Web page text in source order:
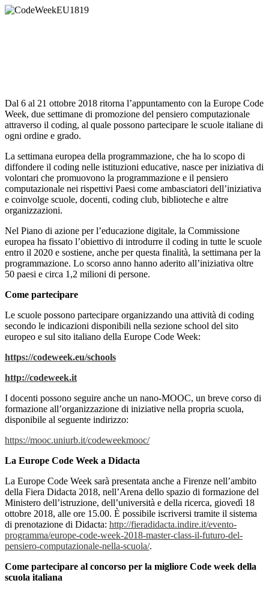
Dal 6 al 21 ottobre 2018 ritorna l’appuntamento con la Europe Code
Week, due settimane di promozione del pensiero computazionale
attraverso il coding, al quale possono partecipare le scuole italiane di
ogni ordine e grado.
La settimana europea della programmazione, che ha lo scopo di
diffondere il coding nelle istituzioni educative, nasce per iniziativa di
volontari che promuovono la programmazione e il pensiero
computazionale nei rispettivi Paesi come ambasciatori dell’iniziativa
e coinvolge scuole, docenti, coding club, biblioteche e altre
organizzazioni.
Nel Piano di azione per l’educazione digitale, la Commissione
europea ha fissato l’obiettivo di introdurre il coding in tutte le scuole
entro il 2020 e sostiene, anche per questa finalità, la settimana per la
programmazione. Lo scorso anno hanno aderito all’iniziativa oltre
50 paesi e circa 1,2 milioni di persone.
Come partecipare
Le scuole possono partecipare organizzando una attività di coding
secondo le indicazioni disponibili nella sezione school del sito
europeo e sul sito italiano della Europe Code Week:
https://codeweek.eu/schools
http://codeweek.it
I docenti possono seguire anche un nano-MOOC, un breve corso di
formazione all’organizzazione di iniziative nella propria scuola,
disponibile al seguente indirizzo:
https://mooc.uniurb.it/codeweekmooc/
La Europe Code Week a Didacta
La Europe Code Week sarà presentata anche a Firenze nell’ambito
della Fiera Didacta 2018, nell’Arena dello spazio di formazione del
Ministero dell’istruzione, dell’università e della ricerca, giovedì 18
ottobre 2018, alle ore 15.00. È possibile iscriversi tramite il sistema
di prenotazione di Didacta: http://fieradidacta.indire.it/evento-
programma/europe-code-week-2018-master-class-il-futuro-del-
pensiero-computazionale-nella-scuola/.
Come partecipare al concorso per la migliore Code week della
scuola italiana